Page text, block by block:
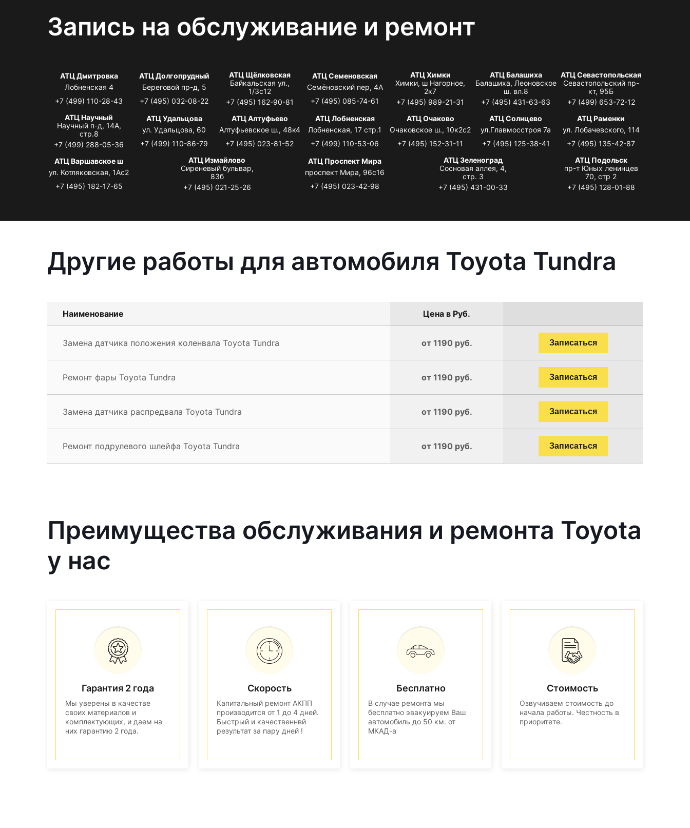
Запись на обслуживание и ремонт
АТЦ Дмитровка
Лобненская 4
+7 (499) 110-28-43
АТЦ Долгопрудный
Береговой пр-д, 5
+7 (495) 032-08-22
АТЦ Щёлковская
Байкальская ул.,
1/3с12
+7 (495) 162-90-81
АТЦ Семеновская
Семёновский пер, 4А
+7 (495) 085-74-61
АТЦ Химки
Химки, ш Нагорное,
2к7
+7 (495) 989-21-31
АТЦ Балашиха
Балашиха, Леоновское
ш. вл.8
+7 (495) 431-63-63
АТЦ Севастопольская
Севастопольский пр-
кт, 95Б
+7 (499) 653-72-12
АТЦ Научный
Научный п-д, 14А,
стр.8
+7 (499) 288-05-36
АТЦ Удальцова
ул. Удальцова, 60
+7 (499) 110-86-79
АТЦ Алтуфьево
Алтуфьевское ш., 48к4
+7 (495) 023-81-52
АТЦ Лобненская
Лобненская, 17 стр.1
+7 (499) 110-53-06
АТЦ Очаково
Очаковское ш., 10к2с2
+7 (495) 152-31-11
АТЦ Солнцево
ул.Главмосстроя 7а
+7 (495) 125-38-41
АТЦ Раменки
ул. Лобачевского, 114
+7 (495) 135-42-87
АТЦ Варшавское ш
ул. Котляковская, 1Ас2
+7 (495) 182-17-65
АТЦ Измайлово
Сиреневый бульвар,
83б
+7 (495) 021-25-26
АТЦ Проспект Мира
проспект Мира, 96с16
+7 (495) 023-42-98
АТЦ Зеленоград
Сосновая аллея, 4,
стр. 3
+7 (495) 431-00-33
АТЦ Подольск
пр-т Юных ленинцев
70, стр 2
+7 (495) 128-01-88
Другие работы для автомобиля Toyota Tundra
Наименование Цена в Руб.
Замена датчика положения коленвала Toyota Tundra от 1190 руб. Записаться
Ремонт фары Toyota Tundra от 1190 руб. Записаться
Замена датчика распредвала Toyota Tundra от 1190 руб. Записаться
Ремонт подрулевого шлейфа Toyota Tundra от 1190 руб. Записаться
Преимущества обслуживания и ремонта Toyota
у нас
Гарантия 2 года
Мы уверены в качестве
своих материалов и
комплектующих, и даем на
них гарантию 2 года.
Скорость
Капитальный ремонт АКПП
производится от 1 до 4 дней.
Быстрый и качественнвй
результат за пару дней !
Бесплатно
В случае ремонта мы
бесплатно эвакуируем Ваш
автомобиль до 50 км. от
МКАД-а
Стоимость
Озвучиваем стоимость до
начала работы. Честность в
приоритете.